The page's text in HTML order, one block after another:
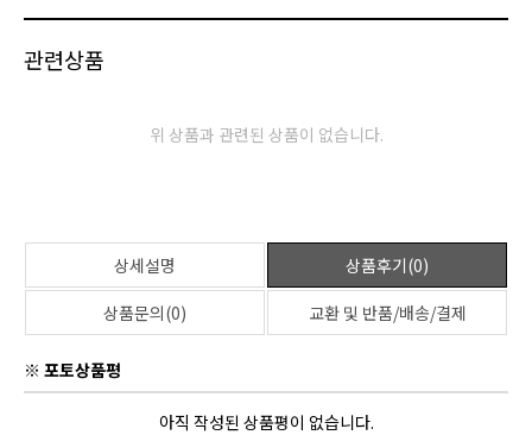
관련상품
위 상품과 관련된 상품이 없습니다.
상세설명
상품후기(0)
상품문의(0)
교환 및 반품/배송/결제
※ 포토상품평
아직 작성된 상품평이 없습니다.